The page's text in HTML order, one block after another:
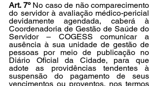
Art. 7º No caso de não comparecimento
do servidor à avaliação médico-pericial
devidamente agendada, caberá à
Coordenadoria de Gestão de Saúde do
Servidor – COGESS comunicar a
ausência à sua unidade de gestão de
pessoas por meio de publicação no
Diário Oficial da Cidade, para que
adote as providências tendentes à
suspensão do pagamento de seus
vencimentos ou proventos, nos termos